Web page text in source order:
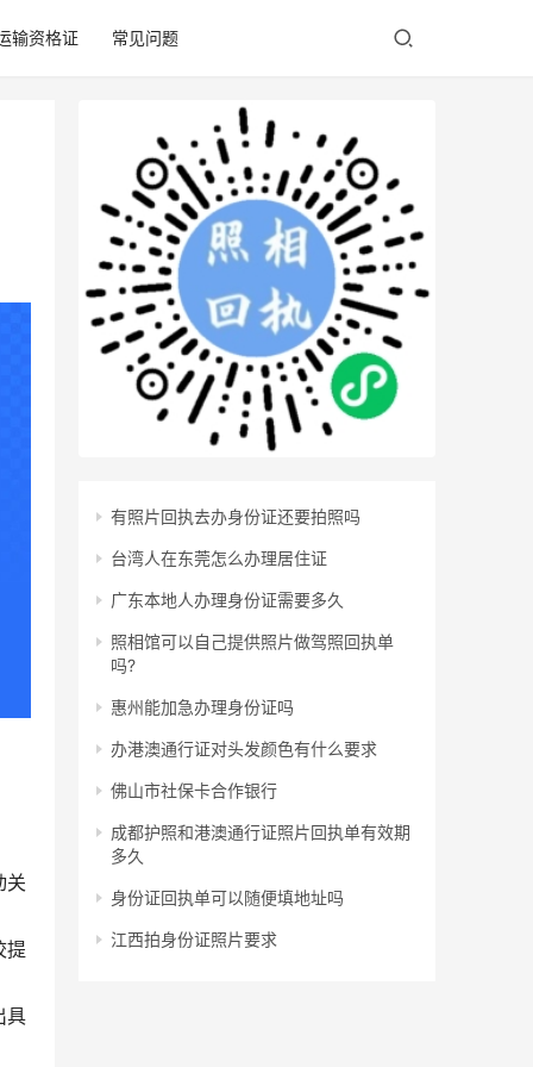
输资格证 常见问题
关
提
具
有照片回执去办身份证还要拍照吗
台湾人在东莞怎么办理居住证
广东本地人办理身份证需要多久
照相馆可以自己提供照片做驾照回执单
吗?
惠州能加急办理身份证吗
办港澳通行证对头发颜色有什么要求
佛山市社保卡合作银行
成都护照和港澳通行证照片回执单有效期
多久
身份证回执单可以随便填地址吗
江西拍身份证照片要求